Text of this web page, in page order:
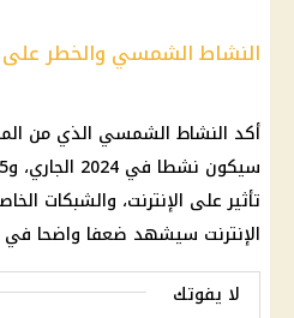
النشاط الشمسي والخطر على الإنترنت
أكد النشاط الشمسي الذي من
تأثير على الإنترنت، والشبكات
الإنترنت سيشهد ضعفا واضحا في
لا يفوتك